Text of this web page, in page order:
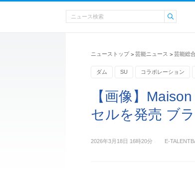
ニューストップ > 芸能ニュース > 芸能総
ダム SU コラボレーション
【画像】
セルを発売 ブ
2026年3月18日 16時20分 E-